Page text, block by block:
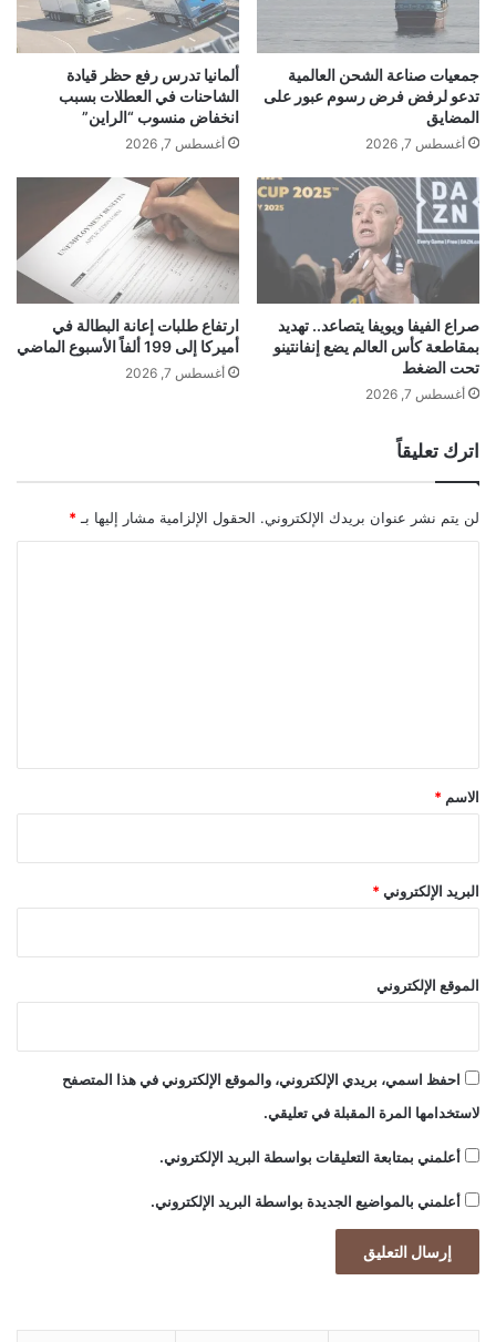
ل
ن
ه
ا
ا
ل
إ
غ
ق
ا
ل
ح
م
ي
ق
ي
ب
ي
ا
ل
ت
ف
ع
ل
و
ا
ل
ع
ز
ل
ا
جمعيات صناعة الشحن العالمية
تدعو لرفض فرض رسوم عبور على
المضايق
أغسطس 7, 2026
ألمانيا تدرس رفع حظر قيادة
الشاحنات في العطلات بسبب
انخفاض منسوب “الراين”
أغسطس 7, 2026
صراع الفيفا ويويفا يتصاعد.. تهديد
بمقاطعة كأس العالم يضع إنفانتينو
تحت الضغط
أغسطس 7, 2026
ارتفاع طلبات إعانة البطالة في
أميركا إلى 199 ألفاً الأسبوع الماضي
أغسطس 7, 2026
اترك تعليقاً
لن يتم نشر عنوان بريدك الإلكتروني. الحقول الإلزامية مشار إليها بـ *
*
الاسم *
البريد الإلكتروني*
الموقع الإلكتروني
احفظ اسمي، بريدي الإلكتروني، والموقع الإلكتروني في هذا المتصفح
لاستخدامها المرة المقبلة في تعليقي.
أعلمني بمتابعة التعليقات بواسطة البريد الإلكتروني.
أعلمني بالمواضيع الجديدة بواسطة البريد الإلكتروني.